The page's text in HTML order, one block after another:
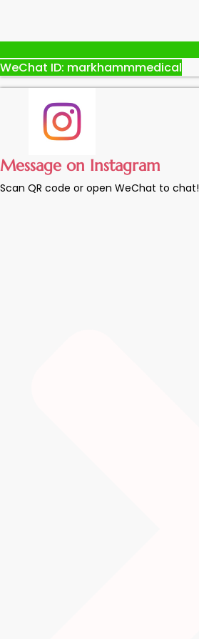
WeChat ID: markhammmedical
Message on Instagram
Scan QR code or open WeChat to chat!